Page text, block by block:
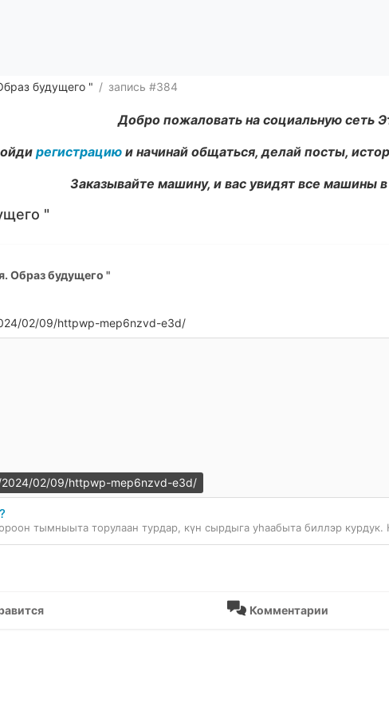
будущего " запись #384
Добро пожаловать на социальную сеть
регистрацию и начинай общаться, делай посты,
Заказывайте машину, и вас увидят все машины
"
Образ будущего "
02/09/httpwp-mep6nzvd-e3d/
02/09/httpwp-mep6nzvd-e3d/
Комментарии